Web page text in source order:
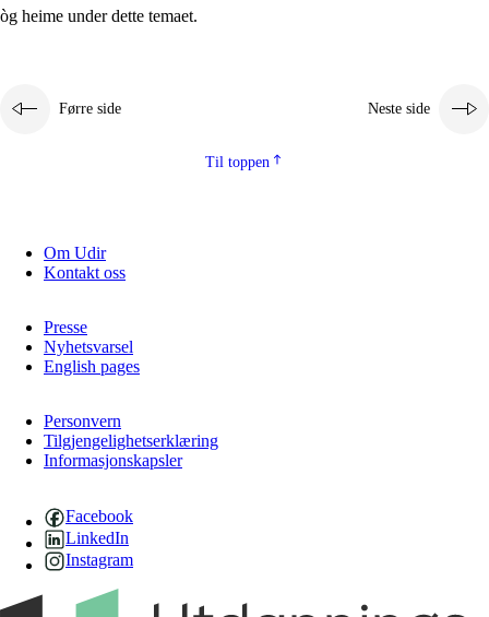
Tverrfaglege tema
2.5.1 Folkehelse og livsmeistring
òg heime under dette temaet.
Førre side Neste side
Til toppen
Om Udir
Kontakt oss
Presse
Nyhetsvarsel
English pages
Personvern
Tilgjengelighetserklæring
Informasjonskapsler
Facebook
LinkedIn
Instagram